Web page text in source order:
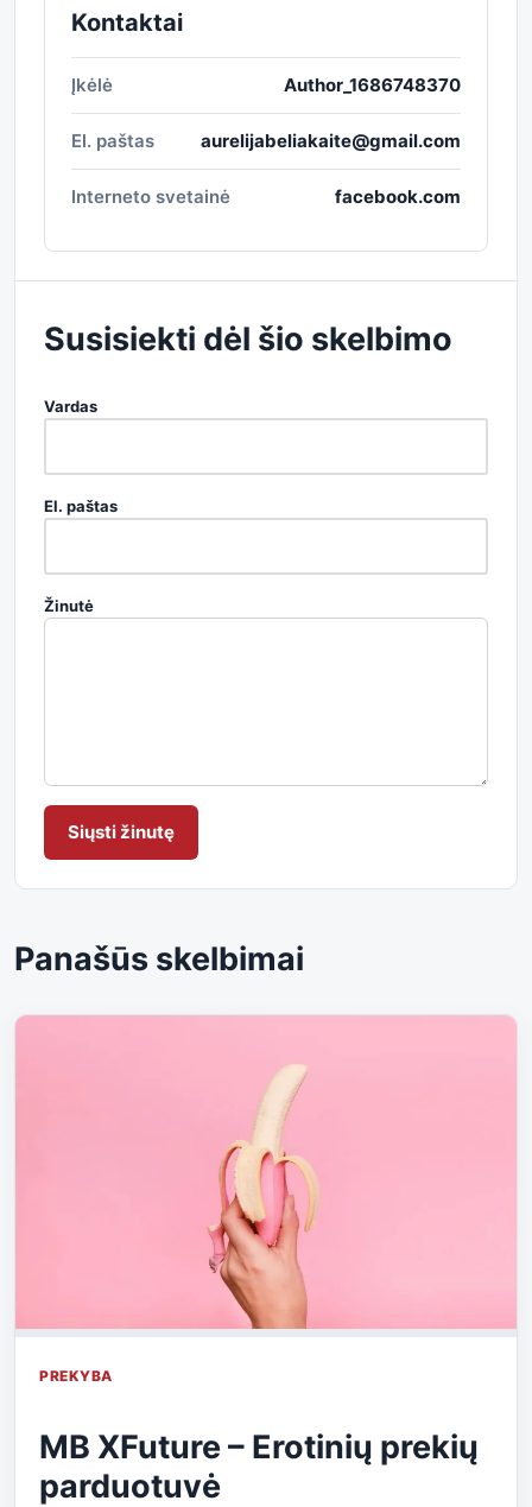
Kontaktai
Įkėlė Author_1686748370
El. paštas aurelijabeliakaite@gmail.com
Interneto svetainė facebook.com
Susisiekti dėl šio skelbimo
Vardas
El. paštas
Žinutė
Siųsti žinutę
Panašūs skelbimai
PREKYBA
MB XFuture – Erotinių prekių
parduotuvė